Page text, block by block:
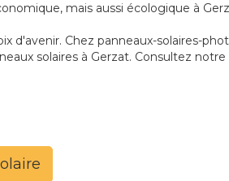
mais aussi écologique à
d'avenir. Chez panneaux-solaires-
solaires à Gerzat. Consultez